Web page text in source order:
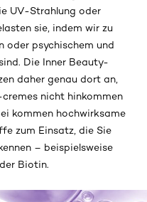
UV-Strahlung oder
sie, indem wir zu
oder psychischem und
Die Inner Beauty-
daher genau dort an,
nicht hinkommen
kommen hochwirksame
zum Einsatz, die Sie
– beispielsweise
Biotin.